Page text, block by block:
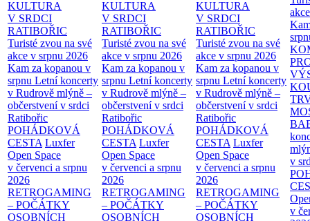
KULTURA
V SRDCI
RATIBOŘIC
Turisté zvou na své
akce v srpnu 2026
Kam za kopanou v
srpnu Letní koncerty
v Rudrově mlýně –
občerstvení v srdci
Ratibořic
POHÁDKOVÁ
CESTA Luxfer
Open Space
v červenci a srpnu
2026
RETROGAMING
– POČÁTKY
OSOBNÍCH
KULTURA
V SRDCI
RATIBOŘIC
Turisté zvou na své
akce v srpnu 2026
Kam za kopanou v
srpnu Letní koncerty
v Rudrově mlýně –
občerstvení v srdci
Ratibořic
POHÁDKOVÁ
CESTA Luxfer
Open Space
v červenci a srpnu
2026
RETROGAMING
– POČÁTKY
OSOBNÍCH
KULTURA
V SRDCI
RATIBOŘIC
Turisté zvou na své
akce v srpnu 2026
Kam za kopanou v
srpnu Letní koncerty
v Rudrově mlýně –
občerstvení v srdci
Ratibořic
POHÁDKOVÁ
CESTA Luxfer
Open Space
v červenci a srpnu
2026
RETROGAMING
– POČÁTKY
OSOBNÍCH
v
v